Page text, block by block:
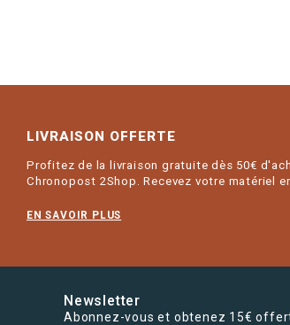
LIVRAISON OFFERTE
Profitez de la livraison gratuite dès 50€
Chronopost 2Shop. Recevez votre matériel
EN SAVOIR PLUS
Newsletter
Abonnez-vous et obtenez 15€